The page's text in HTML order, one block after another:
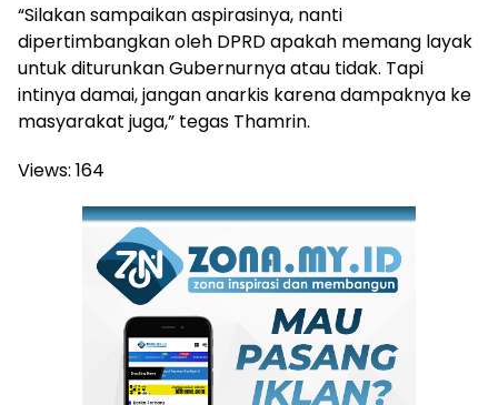
“Silakan sampaikan aspirasinya, nanti
dipertimbangkan oleh DPRD apakah memang layak
untuk diturunkan Gubernurnya atau tidak. Tapi
intinya damai, jangan anarkis karena dampaknya ke
masyarakat juga,” tegas Thamrin.
Views: 164